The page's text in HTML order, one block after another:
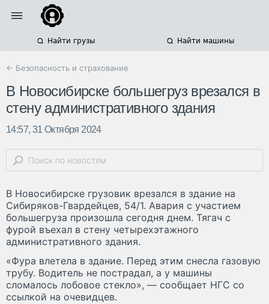
Найти грузы Найти машины
← Безопасность и страхование
В Новосибирске большегруз врезался в
стену административного здания
14:57, 31 Октября 2024
В Новосибирске грузовик врезался в здание на
Сибиряков-Гвардейцев, 54/1. Авария с участием
большегруза произошла сегодня днем. Тягач с
фурой въехал в стену четырехэтажного
административного здания.
«Фура влетела в здание. Перед этим снесла газовую
трубу. Водитель не пострадал, а у машины
сломалось лобовое стекло», — сообщает НГС со
ссылкой на очевидцев.